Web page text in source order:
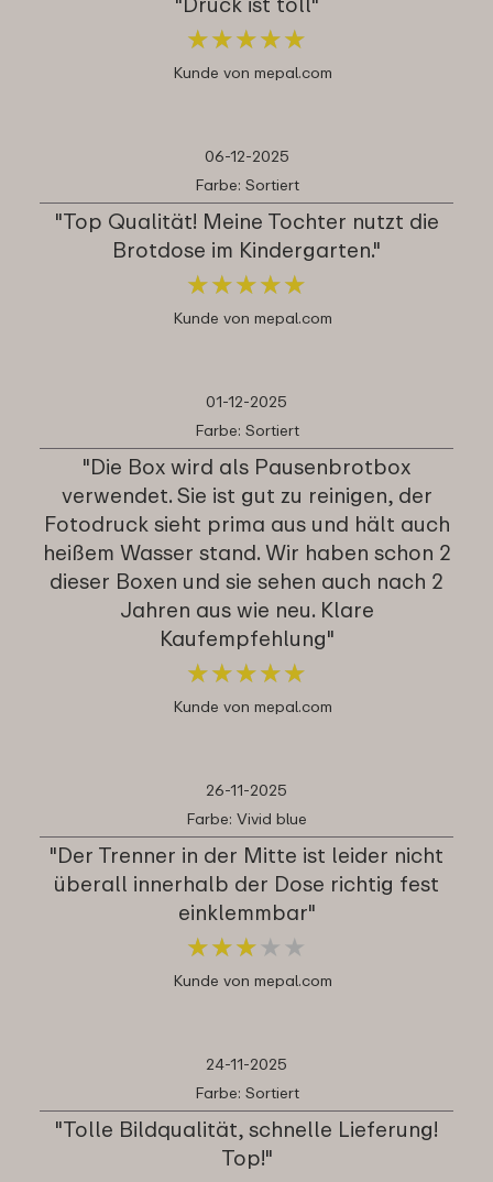
★★★★★
★★★★★
Kunde von mepal.com
06-12-2025
Farbe: Sortiert
"Top Qualität! Meine Tochter nutzt die
Brotdose im Kindergarten."
★★★★★
★★★★★
Kunde von mepal.com
01-12-2025
Farbe: Sortiert
"Die Box wird als Pausenbrotbox
verwendet. Sie ist gut zu reinigen, der
Fotodruck sieht prima aus und hält auch
heißem Wasser stand. Wir haben schon 2
dieser Boxen und sie sehen auch nach 2
Jahren aus wie neu. Klare
Kaufempfehlung"
★★★★★
★★★★★
Kunde von mepal.com
26-11-2025
Farbe: Vivid blue
"Der Trenner in der Mitte ist leider nicht
überall innerhalb der Dose richtig fest
einklemmbar"
★★★ ★ ★
★★★ ★ ★
Kunde von mepal.com
24-11-2025
Farbe: Sortiert
"Tolle Bildqualität, schnelle Lieferung!
Top!"